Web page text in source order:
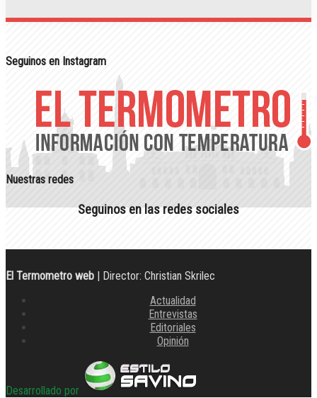
Seguinos en Instagram
Nuestras redes
Seguinos en las redes sociales
El Termometro web | Director: Christian Skrilec
Actualidad
Entrevistas
Editoriales
Opinión
Desarrollado por